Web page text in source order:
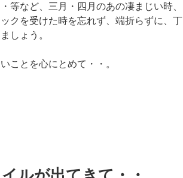
等など、三月・四月のあの凄まじい時、
クを受けた時を忘れず、端折らずに、丁
しょう。
ことを心にとめて・・。